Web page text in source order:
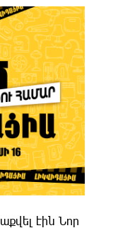
էին Նոր